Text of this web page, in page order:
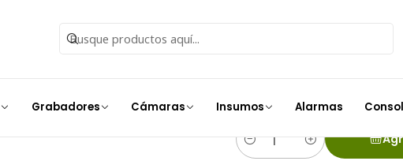
Grabadores Cámaras Insumos Alarmas
DS-
Cantidad